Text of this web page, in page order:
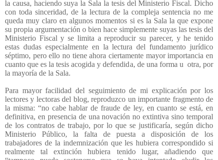
la causa, haciendo suya la Sala la tesis del Ministerio Fiscal. Dicho
con toda sinceridad, de la lectura de la compleja sentencia no me
queda muy claro en algunos momentos si es la Sala la que expone
su propia argumentación o bien hace simplemente suyas las tesis del
Ministerio Fiscal y se limita a reproducir su parecer, y he tenido
estas dudas especialmente en la lectura del fundamento jurídico
séptimo, pero ello no tiene ahora ciertamente mayor importancia en
cuanto que es la tesis acogida y defendida, de una forma u otra, por
la mayoría de la Sala.
Para mayor facilidad del seguimiento de mi explicación por los
lectores y lectoras del blog, reproduzco un importante fragmento de
la misma: “no cabe hablar de fraude de ley, en cuanto se está, en
definitiva, en presencia de una novación no extintiva sino temporal
de los contratos de trabajo, por lo que se justificaría, según dicho
Ministerio Público, la falta de puesta a disposición de los
trabajadores de la indemnización que les hubiera correspondido si
realmente tal extinción hubiera tenido lugar, añadiendo que